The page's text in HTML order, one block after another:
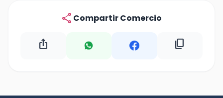
share Compartir Comercio
ios_share content_copy